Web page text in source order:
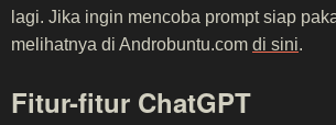
lagi. Jika ingin mencoba prompt siap
melihatnya di Androbuntu.com di sini.
Fitur-fitur ChatGPT